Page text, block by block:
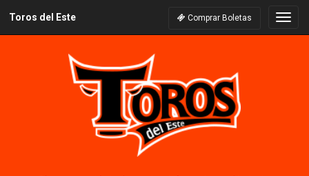
Toros del Este Comprar Boletas